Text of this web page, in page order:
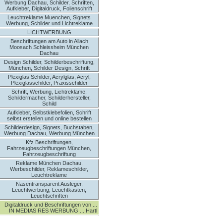
Werbung Dachau, Schilder, Schriften,
Aufkleber, Digitaldruck, Folienschrift
Leuchtreklame Muenchen, Signets
Werbung, Schilder und Lichtreklame
LICHTWERBUNG
Beschriftungen am Auto in Allach
Moosach Schleissheim München
Dachau
Design Schilder, Schilderbeschriftung,
München, Schilder Design, Schrift
Plexiglas Schilder, Acrylglas, Acryl,
Plexiglasschilder, Praxisschilder
Schrift, Werbung, Lichtreklame,
Schildermacher, Schilderhersteller,
Schild
Aufkleber, Selbstklebefolien, Schrift
selbst erstellen und online bestellen
Schilderdesign, Signets, Buchstaben,
Werbung Dachau, Werbung München
Kfz Beschriftungen,
Fahrzeugbeschriftungen München,
Fahrzeugbeschriftung
Reklame München Dachau,
Werbeschilder, Reklameschilder,
Leuchtreklame
Nasentransparent Ausleger,
Leuchtwerbung, Leuchtkasten,
Leuchtschriften
Digitaldruck und Beschriftungen von ...
IN MEDIAS RES WERBUNG ... Hartl